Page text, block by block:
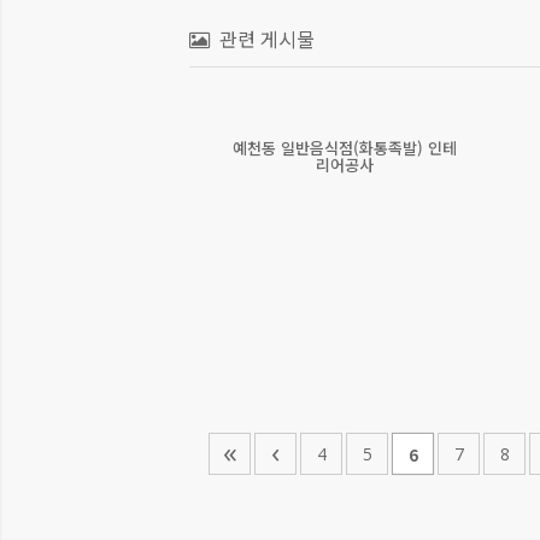
관련 게시물
예천동 일반음식점(화통족발) 인테
리어공사
« ‹ 4 5 6 7 8